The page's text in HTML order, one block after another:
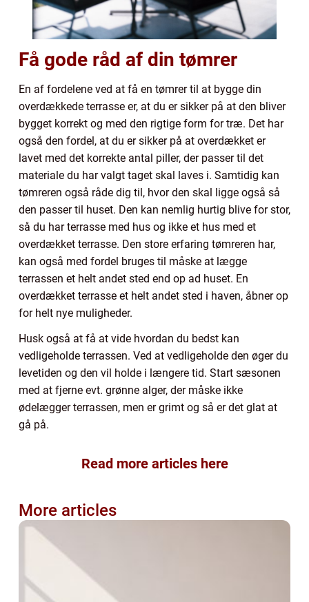
Få gode råd af din tømrer
En af fordelene ved at få en tømrer til at bygge din
overdækkede terrasse er, at du er sikker på at den bliver
bygget korrekt og med den rigtige form for træ. Det har
også den fordel, at du er sikker på at overdækket er
lavet med det korrekte antal piller, der passer til det
materiale du har valgt taget skal laves i. Samtidig kan
tømreren også råde dig til, hvor den skal ligge også så
den passer til huset. Den kan nemlig hurtig blive for stor,
så du har terrasse med hus og ikke et hus med et
overdækket terrasse. Den store erfaring tømreren har,
kan også med fordel bruges til måske at lægge
terrassen et helt andet sted end op ad huset. En
overdækket terrasse et helt andet sted i haven, åbner op
for helt nye muligheder.
Husk også at få at vide hvordan du bedst kan
vedligeholde terrassen. Ved at vedligeholde den øger du
levetiden og den vil holde i længere tid. Start sæsonen
med at fjerne evt. grønne alger, der måske ikke
ødelægger terrassen, men er grimt og så er det glat at
gå på.
Read more articles here
More articles